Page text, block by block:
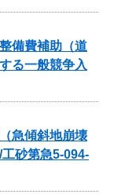
備費補助（道
る一般競争入
急傾斜地崩壊
砂第急5-094-